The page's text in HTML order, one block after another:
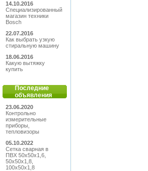
14.10.2016
Специализированный
магазин техники
Bosch
22.07.2016
Как выбрать узкую
стиральную машину
18.06.2016
Какую вытяжку
купить
Последние
объявления
23.06.2020
Контрольно
измерительные
приборы,
тепловизоры
05.10.2022
Сетка сварная в
ПВХ 50х50х1,6,
50х50х1,8,
100х50х1,8